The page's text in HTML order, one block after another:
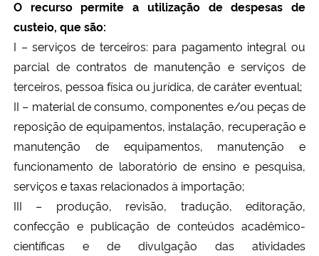
Ministério do Turismo
Ministério do Desenvolvimento Regional
Controladoria-Geral da União
Ministério da Mulher, da Família e dos Direitos Humanos
Secretaria-Geral
O recurso permite a utilização de despesas de
custeio, que são:
I – serviços de terceiros: para pagamento integral ou
parcial de contratos de manutenção e serviços de
terceiros, pessoa física ou jurídica, de caráter eventual;
II – material de consumo, componentes e/ou peças de
reposição de equipamentos, instalação, recuperação e
manutenção de equipamentos, manutenção e
funcionamento de laboratório de ensino e pesquisa,
serviços e taxas relacionados à importação;
III – produção, revisão, tradução, editoração,
confecção e publicação de conteúdos acadêmico-
científicas e de divulgação das atividades